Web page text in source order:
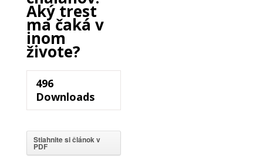
Aký trest
ma čaká v
inom
živote?
496
Downloads
Stiahnite si článok v
PDF